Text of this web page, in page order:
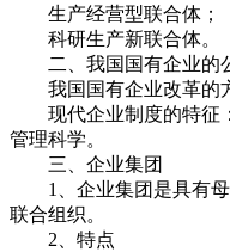
生产经营型联合体；
科研生产新联合体。
二、我国国有企业的
我国国有企业改革的方
现代企业制度的特征：
管理科学。
三、企业集团
1、企业集团是具有母
联合组织。
2、特点